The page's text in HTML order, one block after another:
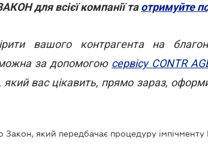
для всієї компанії таотримуйте
вашого контрагента на
за допомогою сервісу CONTR
який вас цікавить, прямо зараз,